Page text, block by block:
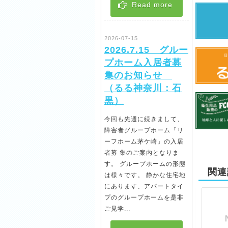
関
Read more
2026-07-15
2026.7.15 グルー
プホーム入居者募
集のお知らせ
（るる神奈川：石
黒）
今回も先週に続きまして、
障害者グループホーム「リ
ーフホーム茅ケ崎」の入居
者募 集のご案内となりま
す。 グループホームの形態
は様々です。 静かな住宅地
にあります、アパートタイ
プのグループホームを是非
ご見学...